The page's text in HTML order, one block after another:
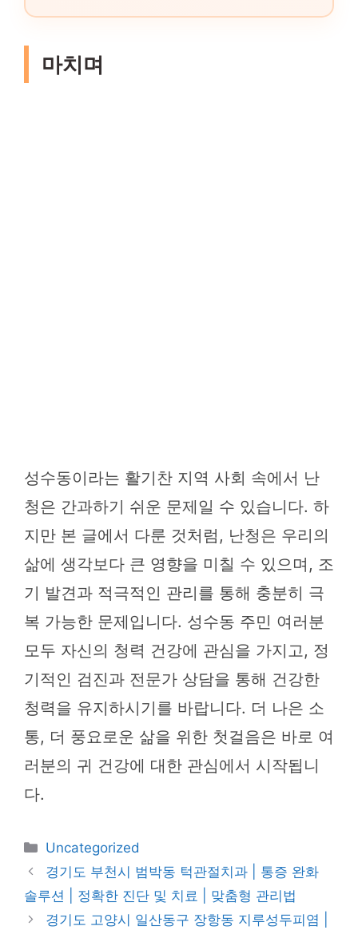
마치며
성수동이라는 활기찬 지역 사회 속에서 난
청은 간과하기 쉬운 문제일 수 있습니다. 하
지만 본 글에서 다룬 것처럼, 난청은 우리의
삶에 생각보다 큰 영향을 미칠 수 있으며, 조
기 발견과 적극적인 관리를 통해 충분히 극
복 가능한 문제입니다. 성수동 주민 여러분
모두 자신의 청력 건강에 관심을 가지고, 정
기적인 검진과 전문가 상담을 통해 건강한
청력을 유지하시기를 바랍니다. 더 나은 소
통, 더 풍요로운 삶을 위한 첫걸음은 바로 여
러분의 귀 건강에 대한 관심에서 시작됩니
다.
카
테
고
리
Uncategorized
경기도 부천시 범박동 턱관절치과 | 통증 완화
솔루션 | 정확한 진단 및 치료 | 맞춤형 관리법
경기도 고양시 일산동구 장항동 지루성두피염 |